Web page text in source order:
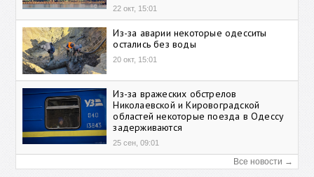
22 окт, 15:01
Из-за аварии некоторые одесситы
остались без воды
20 окт, 15:01
Из-за вражеских обстрелов
Николаевской и Кировоградской
областей некоторые поезда в Одессу
задерживаются
25 сен, 09:01
Все новости →